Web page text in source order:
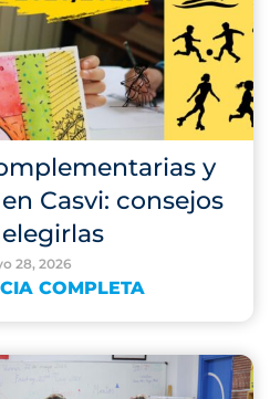
y
Casvi: consejos
28, 2026
COMPLETA